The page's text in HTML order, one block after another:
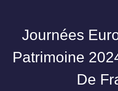
Journées
Patrimoine
De